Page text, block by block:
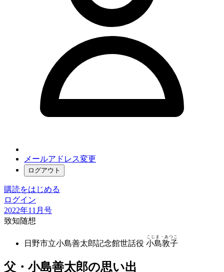
メールアドレス変更
ログアウト
購読をはじめる
ログイン
2022年11月号
致知随想
日野市立小島善太郎記念館世話役 小島敦子
こじま・あつこ
父・小島善太郎の思い出